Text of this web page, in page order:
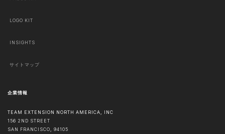
LOGO KIT
INSIGHTS
サイトマップ
企業情報
TEAM EXTENSION NORTH AMERICA, INC
156 2ND STREET
SAN FRANCISCO, 94105